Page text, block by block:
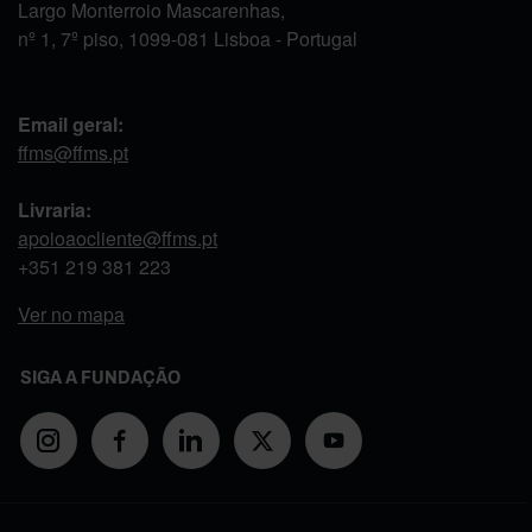
Largo Monterroio Mascarenhas,
nº 1, 7º piso, 1099-081 Lisboa - Portugal
Email geral:
ffms@ffms.pt
Livraria:
apoioaocliente@ffms.pt
+351 219 381 223
Ver no mapa
SIGA A FUNDAÇÃO